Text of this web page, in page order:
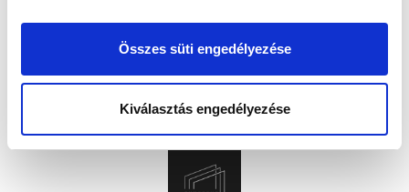
Összes süti engedélyezése
Kiválasztás engedélyezése